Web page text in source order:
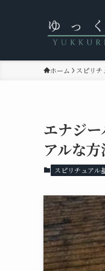
ホーム スピリ
エナジ
アルな方
スピリチュアル